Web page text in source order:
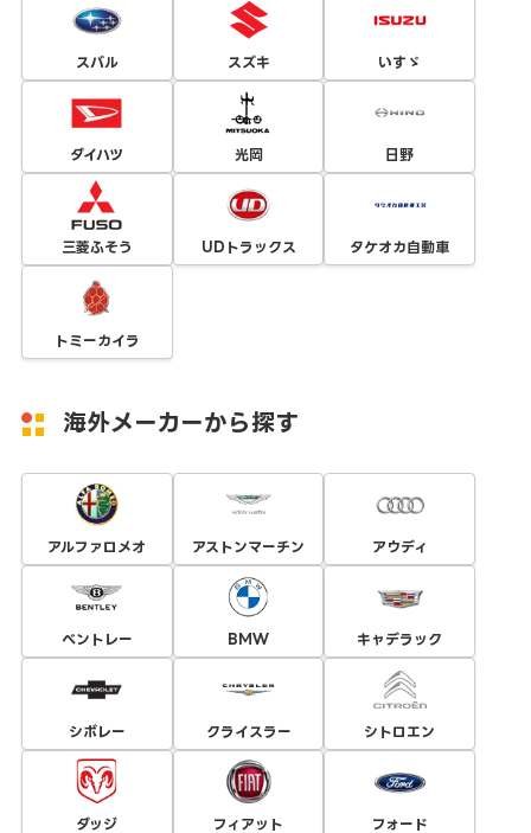
スバル スズキ いすゞ
ダイハツ 光岡 日野
三菱ふそう UDトラックス タケオカ自動車
トミーカイラ
海外メーカーから探す
アルファロメオ アストンマーチン アウディ
ベントレー BMW キャデラック
シボレー クライスラー シトロエン
ダッジ フィアット フォード